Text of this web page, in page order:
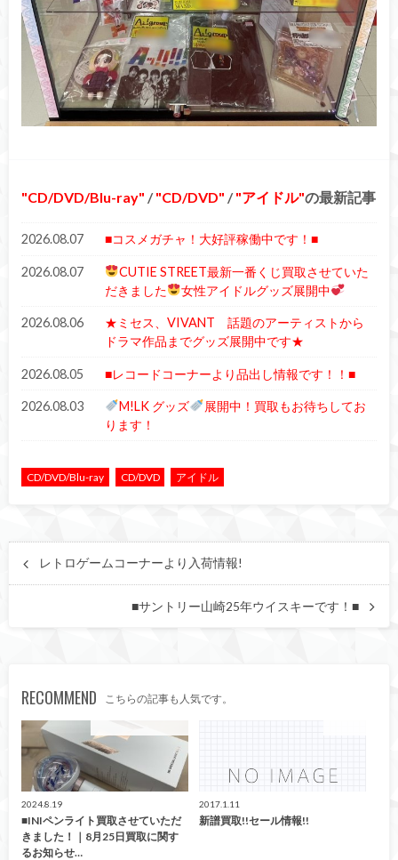
CD/DVD/Blu-ray / CD/DVD / アイドル の最新記事
2026.08.07 ■コスメガチャ！大好評稼働中です！■
2026.08.07
CUTIE STREET最新一番くじ買取させていた
だきました
女性アイドルグッズ展開中
2026.08.06
★ミセス、VIVANT 話題のアーティストから
ドラマ作品までグッズ展開中です★
2026.08.05 ■レコードコーナーより品出し情報です！！■
2026.08.03 M!LK グッズ
展開中！買取もお待ちしてお
ります！
CD/DVD/Blu-ray CD/DVD アイドル
レトロゲームコーナーより入荷情報!
■サントリー山崎25年ウイスキーです！■
RECOMMEND こちらの記事も人気です。
2024.8.19
■INIペンライト買取させていただ
きました！｜8月25日買取に関す
るお知らせ…
2017.1.11
新譜買取!!セール情報!!